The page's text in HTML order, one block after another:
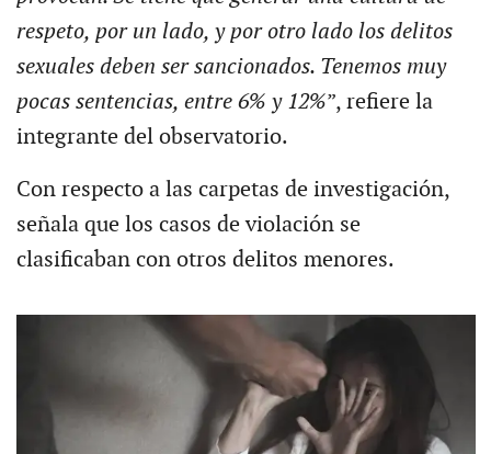
respeto, por un lado, y por otro lado los delitos
sexuales deben ser sancionados. Tenemos muy
pocas sentencias, entre 6% y 12%”, refiere la
integrante del observatorio.
Con respecto a las carpetas de investigación,
señala que los casos de violación se
clasificaban con otros delitos menores.